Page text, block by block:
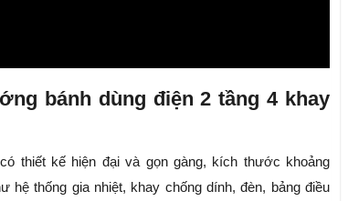
bánh dùng điện 2 tầng 4 khay
thiết kế hiện đại và gọn gàng, kích thước khoảng
hệ thống gia nhiệt, khay chống dính, đèn, bảng điều